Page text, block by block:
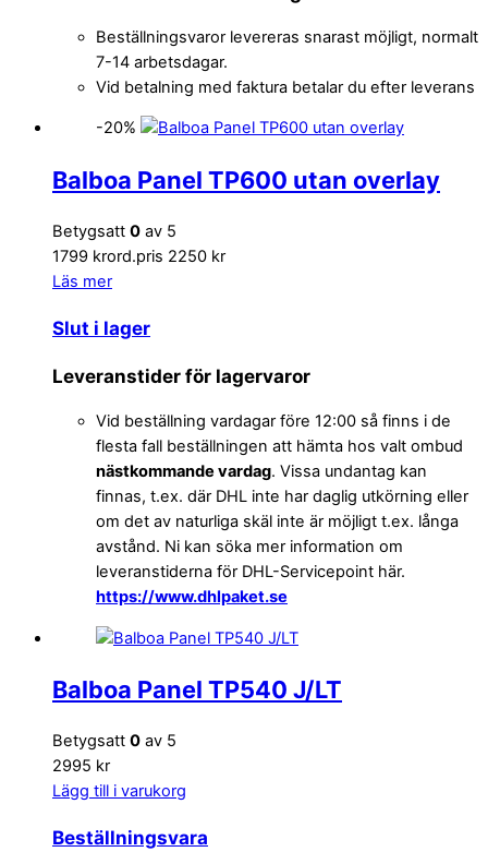
Beställningsvaror levereras snarast möjligt, normalt
7-14 arbetsdagar.
Vid betalning med faktura betalar du efter leverans
-20%
Balboa Panel TP600 utan overlay
Betygsatt 0 av 5
1799 krord.pris 2250 kr
Läs mer
Slut i lager
Leveranstider för lagervaror
Vid beställning vardagar före 12:00 så finns i de
flesta fall beställningen att hämta hos valt ombud
nästkommande vardag. Vissa undantag kan
finnas, t.ex. där DHL inte har daglig utkörning eller
om det av naturliga skäl inte är möjligt t.ex. långa
avstånd. Ni kan söka mer information om
leveranstiderna för DHL-Servicepoint här.
https://www.dhlpaket.se
Balboa Panel TP540 J/LT
Betygsatt 0 av 5
2995 kr
Lägg till i varukorg
Beställningsvara